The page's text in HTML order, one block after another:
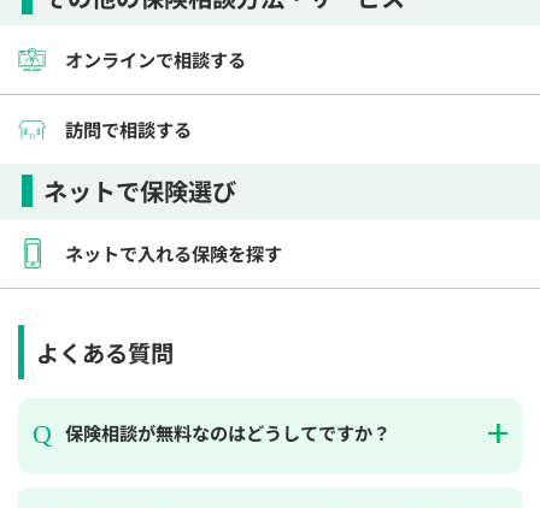
オンラインで相談する
訪問で相談する
ネットで保険選び
ネットで入れる保険を探す
よくある質問
保険相談が無料なのはどうしてですか？